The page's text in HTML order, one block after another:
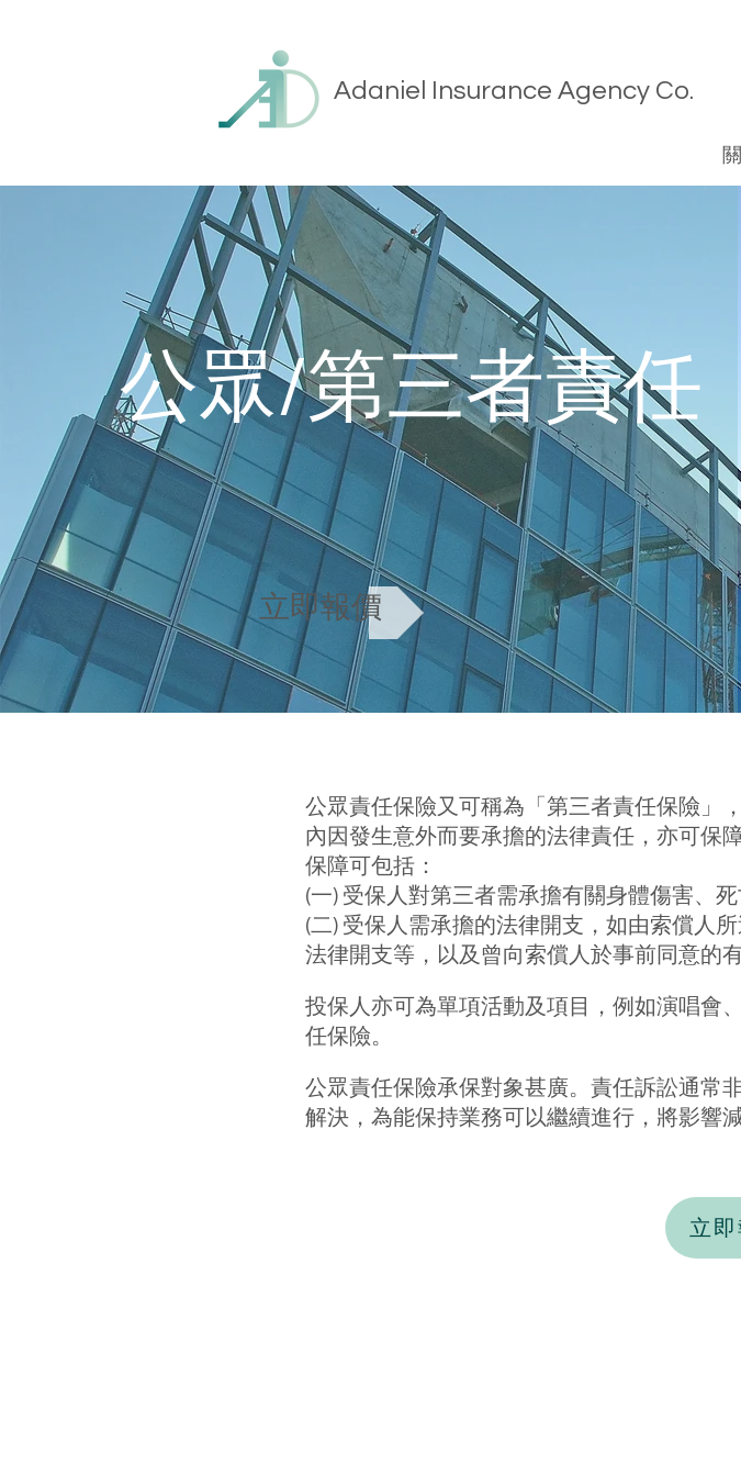
Adaniel Insurance Agency Co.
公眾/第三者責任
立即報價
公眾責任保險又可稱為「第三者責任保險」
內因發生意外而要承擔的法律責任，亦可保
保障可包括：
(一) 受保人對第三者需承擔有關身體傷害、
(二) 受保人需承擔的法律開支，如由索償人
法律開支等，以及曾向索償人於事前同意的
投保人亦可為單項活動及項目，例如演唱會
任保險。
公眾責任保險承保對象甚廣。責任訴訟通常
解決，為能保持業務可以繼續進行，將影響
立